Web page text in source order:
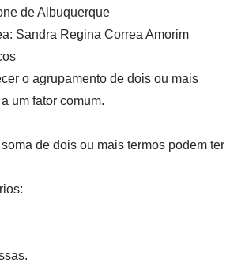
de Albuquerque
Sandra Regina Correa Amorim
o agrupamento de dois ou mais
um fator comum.
de dois ou mais termos podem ter